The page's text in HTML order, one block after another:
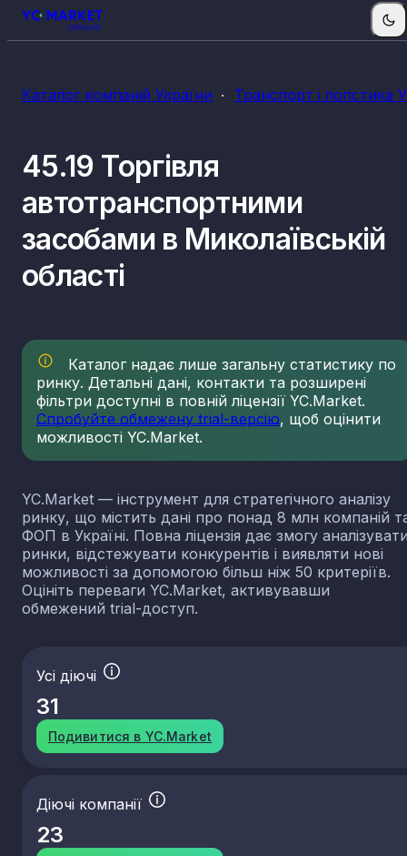
Каталог компаній України Транспорт і логістика
45.19 Торгівля
автотранспортними
засобами в Миколаївській
області
Каталог надає лише загальну статистику по
ринку. Детальні дані, контакти та розширені
фільтри доступні в повній ліцензії YC.Market.
Спробуйте обмежену trial-версію, щоб оцінити
можливості YC.Market.
YC.Market — інструмент для стратегічного аналізу
ринку, що містить дані про понад 8 млн компаній
ФОП в Україні. Повна ліцензія дає змогу
ринки, відстежувати конкурентів і виявляти нові
можливості за допомогою більш ніж 50 критеріїв.
Оцініть переваги YC.Market, активувавши
обмежений trial-доступ.
Усі діючі
31
Подивитися в YC.Market
Діючі компанії
23